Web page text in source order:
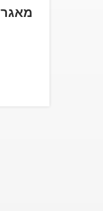
מאגר Sikum4U.co.il